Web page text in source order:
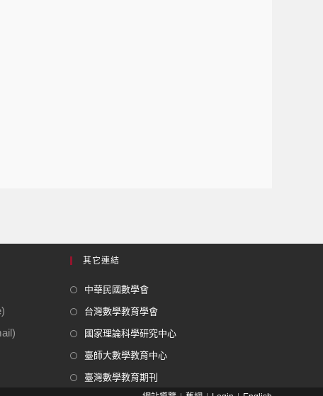
其它連結
中華民國數學會
台灣數學教育學會
國家理論科學研究中心
臺師大數學教育中心
臺灣數學教育期刊